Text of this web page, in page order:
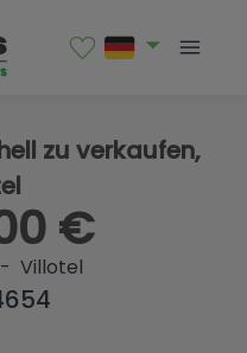
zu verkaufen,
€
Villotel